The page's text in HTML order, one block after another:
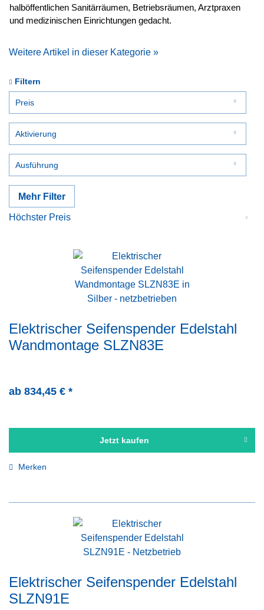
halböffentlichen Sanitärräumen, Betriebsräumen, Arztpraxen
und medizinischen Einrichtungen gedacht.
Weitere Artikel in dieser Kategorie »
Filtern
Preis
Aktivierung
Bewegungssensor
Drücken
Ausführung
vandalensicher
Mehr Filter
Elektrischer Seifenspender Edelstahl
Wandmontage SLZN83E
ab 834,45 € *
Jetzt kaufen
Merken
Elektrischer Seifenspender Edelstahl
SLZN91E